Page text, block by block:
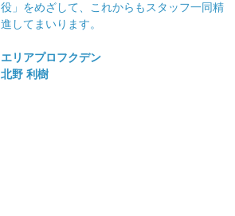
役」をめざして、これからもスタッフ一同精
進してまいります。
エリアプロフクデン
北野 利樹